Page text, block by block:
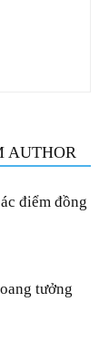
AUTHOR
điểm đồng
tưởng